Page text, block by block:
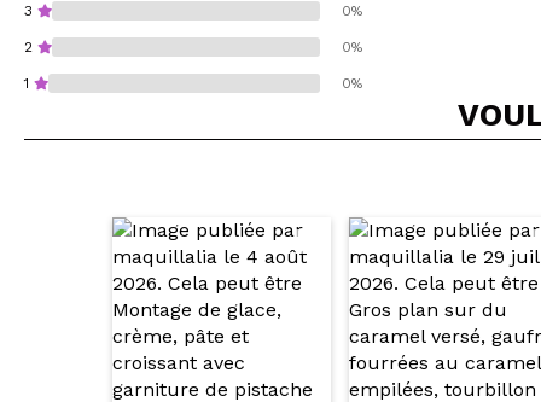
3 0%
2 0%
1 0%
Recommandez-